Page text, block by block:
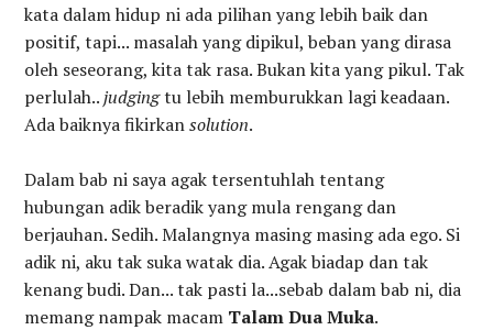
kata dalam hidup ni ada pilihan yang lebih baik dan
positif, tapi... masalah yang dipikul, beban yang dirasa
oleh seseorang, kita tak rasa. Bukan kita yang pikul. Tak
perlulah..judgingtu lebih memburukkan lagi keadaan.
Ada baiknya fikirkansolution.
Dalam bab ni saya agak tersentuhlah tentang
hubungan adik beradik yang mula rengang dan
berjauhan. Sedih. Malangnya masing masing ada ego. Si
adik ni, aku tak suka watak dia. Agak biadap dan tak
kenang budi. Dan... tak pasti la...sebab dalam bab ni, dia
memang nampak macam Talam Dua Muka.